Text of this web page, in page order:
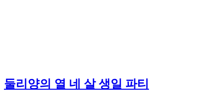
둘리양의 열 네 살 생일 파티